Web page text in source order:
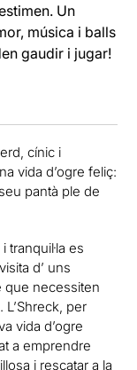
Un
música i balls
gaudir i jugar!
cínic i
vida d’ogre feliç:
pantà ple de
tranquil·la es
d’ uns
que necessiten
per
vida d’ogre
a emprendre
i rescatar a la